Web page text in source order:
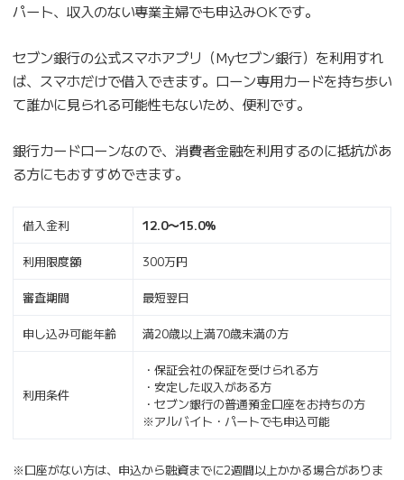
パート、収入のない専業主婦でも申込みOKです。
セブン銀行の公式スマホアプリ（Myセブン銀行）を利用すれ
ば、スマホだけで借入できます。ローン専用カードを持ち歩い
て誰かに見られる可能性もないため、便利です。
銀行カードローンなので、消費者金融を利用するのに抵抗があ
る方にもおすすめできます。
借入金利 12.0〜15.0%
利用限度額 300万円
審査期間 最短翌日
申し込み可能年齢 満20歳以上満70歳未満の方
利用条件
・保証会社の保証を受けられる方
・安定した収入がある方
・セブン銀行の普通預金口座をお持ちの方
※アルバイト・パートでも申込可能
※口座がない方は、申込から融資までに2週間以上かかる場合がありま